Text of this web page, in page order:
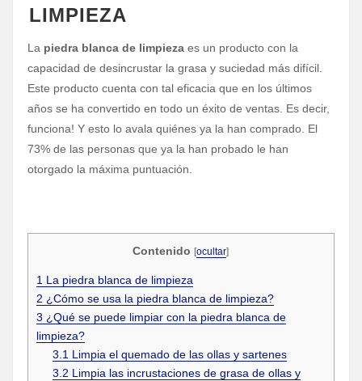
LIMPIEZA
La piedra blanca de limpiezaes un producto con la
capacidad de desincrustar la grasa y suciedad más difícil.
Este producto cuenta con tal eficacia que en los últimos
años se ha convertido en todo un éxito de ventas. Es decir,
funciona! Y esto lo avala quiénes ya la han comprado. El
73% de las personas que ya la han probado le han
otorgado la máxima puntuación.
Contenido [ocultar]
1La piedra blanca de limpieza
2 ¿Cómo se usa la piedra blanca de limpieza?
3 ¿Qué se puede limpiar con la piedra blanca de
limpieza?
3.1 Limpia el quemado de las ollas y sartenes
3.2 Limpia las incrustaciones de grasa de ollas y